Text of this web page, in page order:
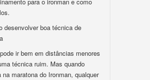
desenvolver boa técnica de
ir bem em distâncias menores
técnica ruim. Mas quando
na maratona do Ironman, qualquer